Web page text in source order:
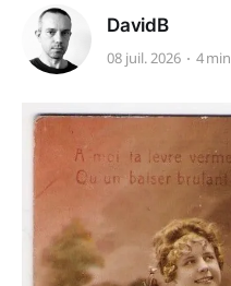
DavidB
08 juil. 2026 4 min